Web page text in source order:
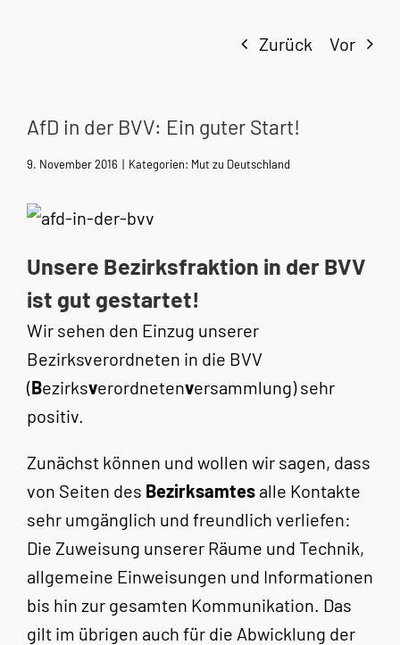
Zurück Vor
AfD in der BVV: Ein guter Start!
9. November 2016 | Kategorien: Mut zu Deutschland
Unsere Bezirksfraktion in der BVV
ist gut gestartet!
Wir sehen den Einzug unserer
Bezirksverordneten in die BVV
(Bezirksverordnetenversammlung) sehr
positiv.
Zunächst können und wollen wir sagen, dass
von Seiten des Bezirksamtes alle Kontakte
sehr umgänglich und freundlich verliefen:
Die Zuweisung unserer Räume und Technik,
allgemeine Einweisungen und Informationen
bis hin zur gesamten Kommunikation. Das
gilt im übrigen auch für die Abwicklung der